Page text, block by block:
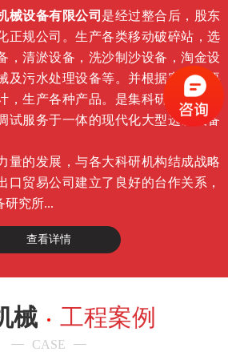
械设备有限公司 是经过整合后，股东
正规公司。生产各类移动破碎站，选
，清淤设备，洗沙制沙设备，淘金设
及污水处理设备等。并根据客户的要
，生产各种产品。是集科研开发，工
试服务于一体的现代化大型选矿设备
的发展，与各大科研机构结成战略
口贸易公司建立了良好的台作关系，
研究所...
查看详情
械 工程案例
CASE